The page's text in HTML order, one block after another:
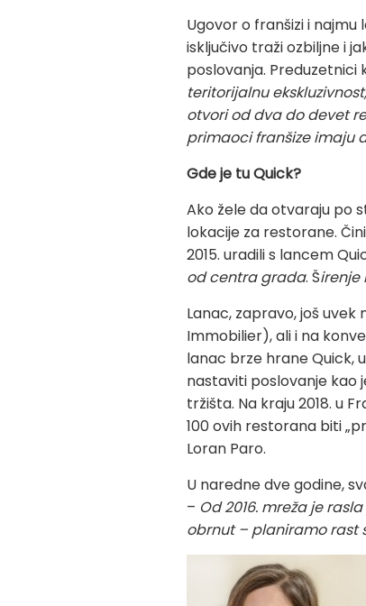
Ugovor o franšizi i
isključivo traži ozbiljne i
poslovanja. Preduzetnici
teritorijalnu
otvori od dva do devet
primaoci franšize imaju
Gde je tu Quick?
Ako žele da otvaraju po
lokacije za restorane.
2015. uradili s lancem
od centra grada. Širenje
Lanac, zapravo, još
Immobilier), ali i na
lanac brze hrane Quick,
nastaviti poslovanje kao
tržišta. Na kraju 2018. u
100 ovih restorana biti
Loran Paro.
U naredne dve godine,
– Od 2016. mreža je
obrnut – planiramo rast